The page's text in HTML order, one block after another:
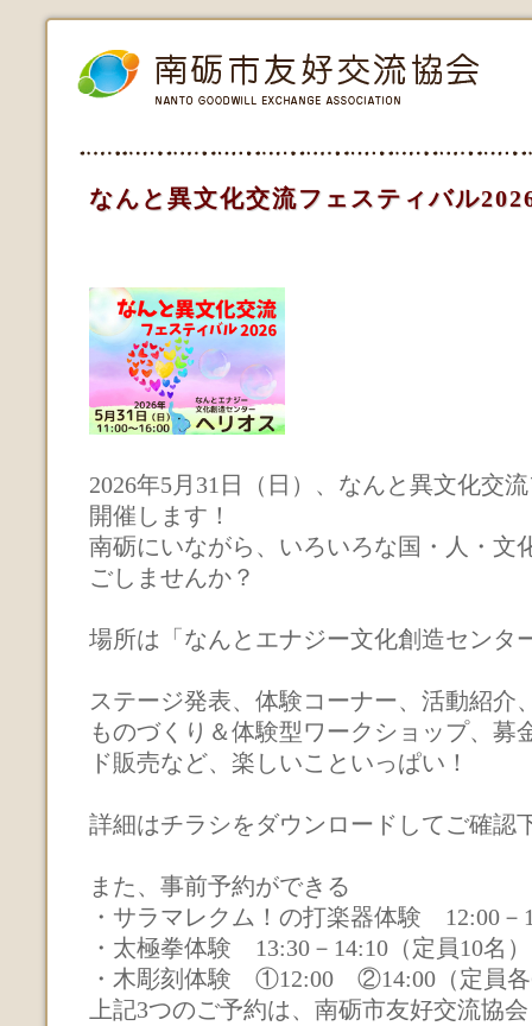
なんと異文化交流フェスティバル
2026年5月31日（日）、なんと異文化交
開催します！
南砺にいながら、いろいろな国・人・文
ごしませんか？
場所は「なんとエナジー文化創造センタ
ステージ発表、体験コーナー、活動紹介
ものづくり＆体験型ワークショップ、募
ド販売など、楽しいこといっぱい！
詳細はチラシをダウンロードしてご確認
また、事前予約ができる
・サラマレクム！の打楽器体験 12:00－
・太極拳体験 13:30－14:10（定員10名）
・木彫刻体験 ①12:00 ②14:00（定員各
上記3つのご予約は、南砺市友好交流協